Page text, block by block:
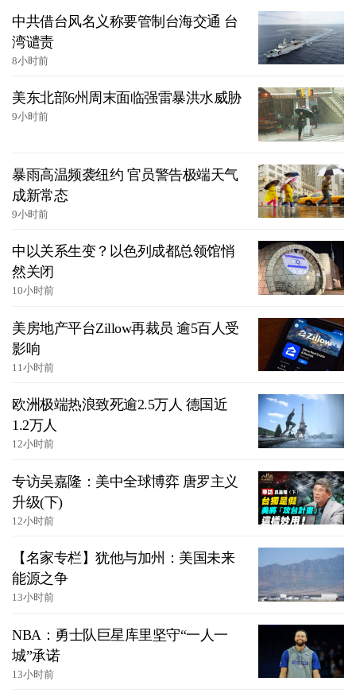
中共借台风名义称要管制台海交通 台
湾谴责
8小时前
美东北部6州周末面临强雷暴洪水威胁
9小时前
暴雨高温频袭纽约 官员警告极端天气
成新常态
9小时前
中以关系生变？以色列成都总领馆悄
然关闭
10小时前
美房地产平台Zillow再裁员 逾5百人受
影响
11小时前
欧洲极端热浪致死逾2.5万人 德国近
1.2万人
12小时前
专访吴嘉隆：美中全球博弈 唐罗主义
升级(下)
12小时前
【名家专栏】犹他与加州：美国未来
能源之争
13小时前
NBA：勇士队巨星库里坚守“一人一
城”承诺
13小时前